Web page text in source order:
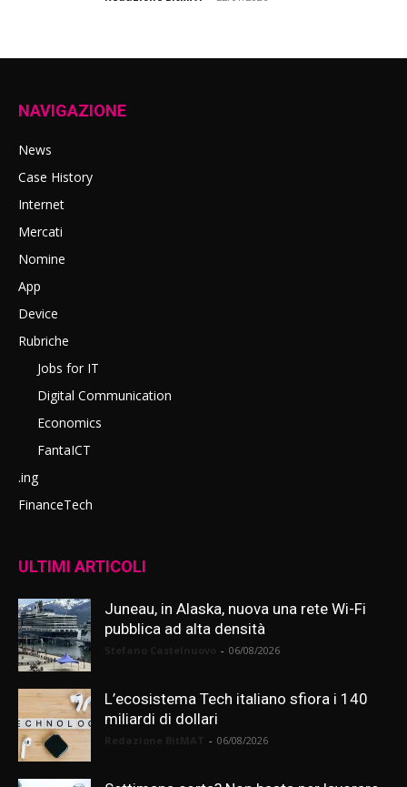
NAVIGAZIONE
News
Case History
Internet
Mercati
Nomine
App
Device
Rubriche
Jobs for IT
Digital Communication
Economics
FantaICT
.ing
FinanceTech
ULTIMI ARTICOLI
Juneau, in Alaska, nuova una rete Wi-Fi
pubblica ad alta densità
- 06/08/2026
L’ecosistema Tech italiano sfiora i 140
miliardi di dollari
- 06/08/2026